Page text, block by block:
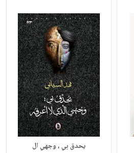
يحدق بي ، وجهي ال